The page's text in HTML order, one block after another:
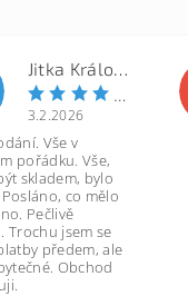
Jitka Královcová
3.2.2026
Vše v
pořádku. Vše,
skladem, bylo
co mělo
Pečlivě
Trochu jsem se
předem, ale
Obchod